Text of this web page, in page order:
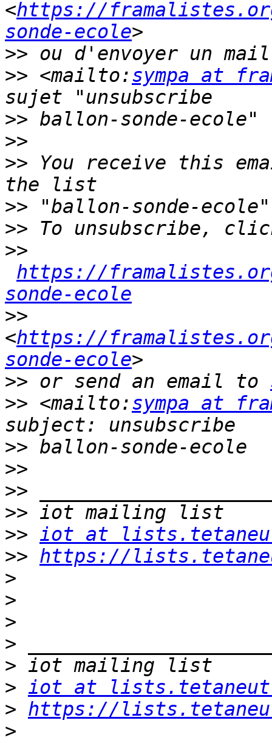
<https://
sonde-ecole
>> ou d'envoyer un
>> <mailto:sympa at
>>
>>
>> You receive this
>>
>>
>>
https://
sonde-ecole
>>
<https://
sonde-ecole
>> or send an email to
>> <mailto:sympa at
>>
>>
>>
>>
>> iot at
>> https://
>
>
>
>
>
> iot at
> https://
>